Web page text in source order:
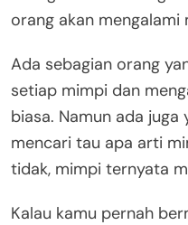
orang akan
Ada sebagian orang
setiap mimpi dan
biasa. Namun ada juga
mencari tau apa arti
tidak, mimpi ternyata
Kalau kamu pernah